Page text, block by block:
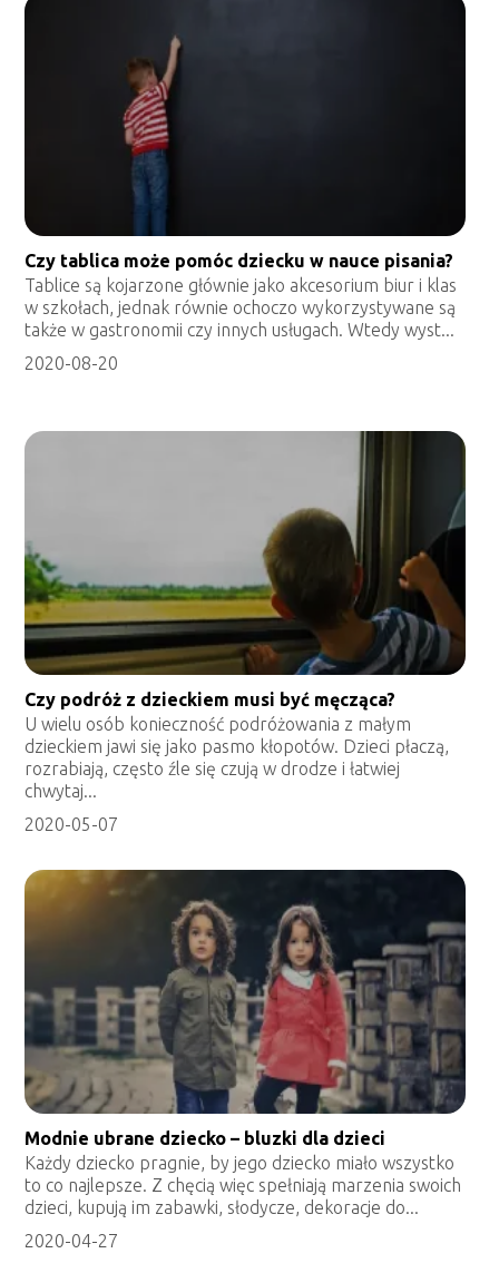
Czy tablica może pomóc dziecku w nauce pisania?
Tablice są kojarzone głównie jako akcesorium biur i klas
w szkołach, jednak równie ochoczo wykorzystywane są
także w gastronomii czy innych usługach. Wtedy wyst...
2020-08-20
Czy podróż z dzieckiem musi być męcząca?
U wielu osób konieczność podróżowania z małym
dzieckiem jawi się jako pasmo kłopotów. Dzieci płaczą,
rozrabiają, często źle się czują w drodze i łatwiej
chwytaj...
2020-05-07
Modnie ubrane dziecko – bluzki dla dzieci
Każdy dziecko pragnie, by jego dziecko miało wszystko
to co najlepsze. Z chęcią więc spełniają marzenia swoich
dzieci, kupują im zabawki, słodycze, dekoracje do...
2020-04-27